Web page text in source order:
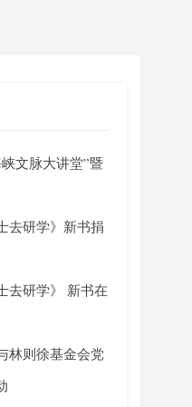
文脉大讲堂”暨
去研学》新书捐
去研学》 新书在
林则徐基金会党